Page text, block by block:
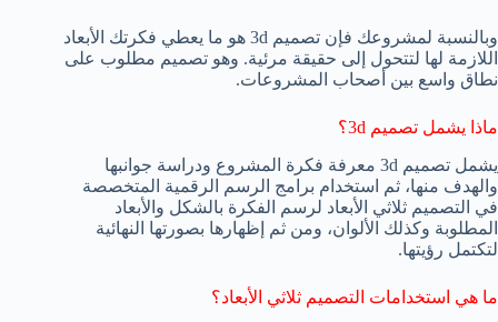
وبالنسبة لمشروعك فإن تصميم 3d هو ما يعطي فكرتك الأبعاد
اللازمة لها لتتحول إلى حقيقة مرئية. وهو تصميم مطلوب على
نطاق واسع بين أصحاب المشروعات.
ماذا يشمل تصميم 3d؟
يشمل تصميم 3d معرفة فكرة المشروع ودراسة جوانبها
والهدف منها، ثم استخدام برامج الرسم الرقمية المتخصصة
في التصميم ثلاثي الأبعاد لرسم الفكرة بالشكل والأبعاد
المطلوبة وكذلك الألوان، ومن ثم إظهارها بصورتها النهائية
لتكتمل رؤيتها.
ما هي استخدامات التصميم ثلاثي الأبعاد؟